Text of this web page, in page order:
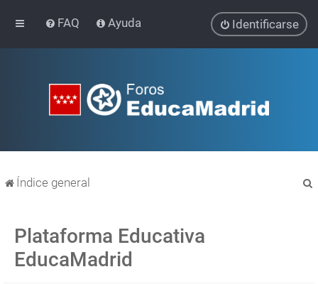
FAQ Ayuda Identificarse
Índice general
Plataforma Educativa
EducaMadrid